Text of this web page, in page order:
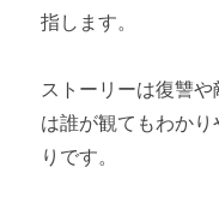
指します。
ストーリーは復讐や
は誰が観てもわか
りです。